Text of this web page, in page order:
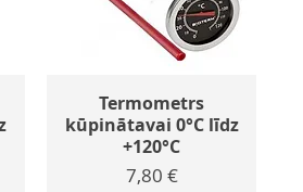
Termometrs
kūpinātavai 0°C līdz
+120°C
Cena
7,80 €